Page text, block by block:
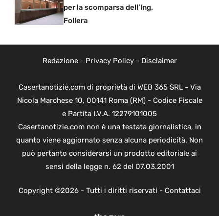
per la scomparsa dell’Ing.
Follera
Redazione- Privacy Policy- Disclaimer
Casertanotizie.com di proprietà di WEB 365 SRL - Via
Nicola Marchese 10, 00141 Roma (RM) - Codice Fiscale
e Partita I.V.A. 12279101005
Casertanotizie.com non è una testata giornalistica, in
quanto viene aggiornato senza alcuna periodicità. Non
può pertanto considerarsi un prodotto editoriale ai
sensi della legge n. 62 del 07.03.2001
Copyright ©2026 - Tutti i diritti riservati - Contattaci